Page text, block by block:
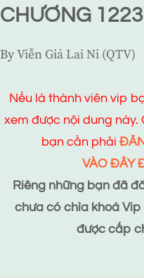
CHƯƠNG
ByViễn Giả Lai Ni (QTV)
Nếu là thành viên vip
xem được nội dung này.
bạn cần phải
VÀO ĐÂY
Riêng những bạn đã
chưa có chìa khoá Vip
được cấp